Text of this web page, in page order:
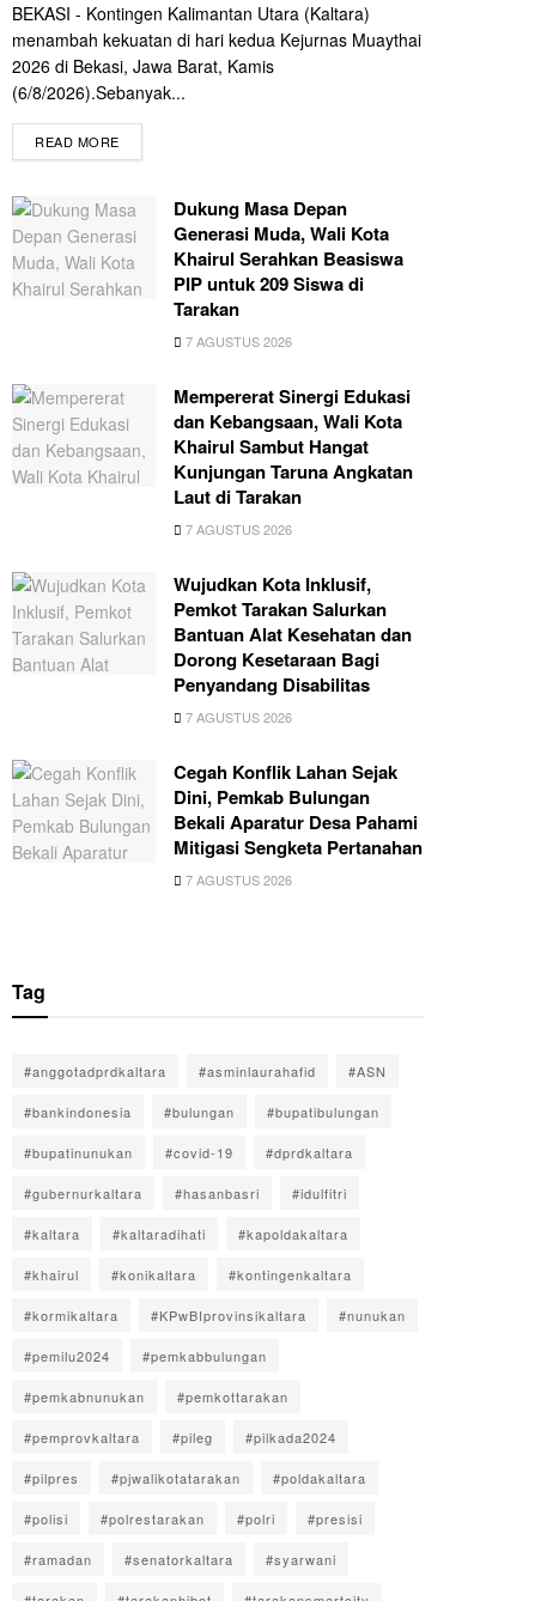
BEKASI - Kontingen Kalimantan Utara (Kaltara)
menambah kekuatan di hari kedua Kejurnas Muaythai
2026 di Bekasi, Jawa Barat, Kamis
(6/8/2026).Sebanyak...
READ MORE
Dukung Masa Depan
Generasi Muda, Wali Kota
Khairul Serahkan Beasiswa
PIP untuk 209 Siswa di
Tarakan
7 AGUSTUS 2026
Mempererat Sinergi Edukasi
dan Kebangsaan, Wali Kota
Khairul Sambut Hangat
Kunjungan Taruna Angkatan
Laut di Tarakan
7 AGUSTUS 2026
Wujudkan Kota Inklusif,
Pemkot Tarakan Salurkan
Bantuan Alat Kesehatan dan
Dorong Kesetaraan Bagi
Penyandang Disabilitas
7 AGUSTUS 2026
Cegah Konflik Lahan Sejak
Dini, Pemkab Bulungan
Bekali Aparatur Desa Pahami
Mitigasi Sengketa Pertanahan
7 AGUSTUS 2026
Tag
#anggotadprdkaltara #asminlaurahafid #ASN
#bankindonesia #bulungan #bupatibulungan
#bupatinunukan #covid-19 #dprdkaltara
#gubernurkaltara #hasanbasri #idulfitri
#kaltara #kaltaradihati #kapoldakaltara
#khairul #konikaltara #kontingenkaltara
#kormikaltara #KPwBIprovinsikaltara #nunukan
#pemilu2024 #pemkabbulungan
#pemkabnunukan #pemkottarakan
#pemprovkaltara #pileg #pilkada2024
#pilpres #pjwalikotatarakan #poldakaltara
#polisi #polrestarakan #polri #presisi
#ramadan #senatorkaltara #syarwani